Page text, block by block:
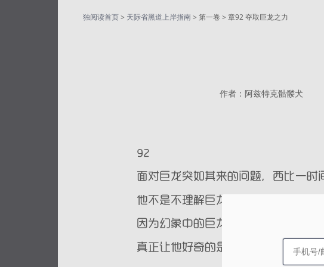
独阅读首页> 天际省黑道上岸指南> 第一卷 > 章92 夺取巨龙之力
作者：阿兹特克骷髅犬